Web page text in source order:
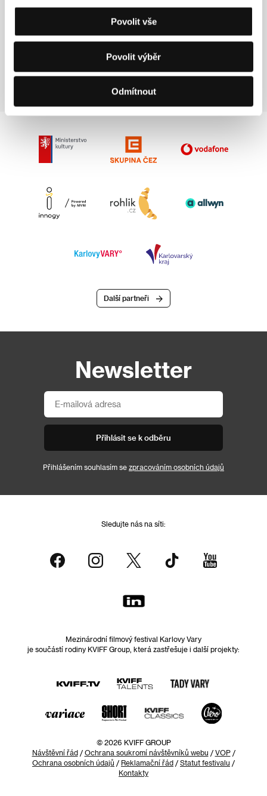
Povolit vše
Povolit výběr
Odmítnout
Spojené království
Fax: +44 118 956 9183
Další partneři
Newsletter
Přihlásit se k odběru
Přihlášením souhlasím se zpracováním osobních údajů
Sledujte nás na síti:
Mezinárodní filmový festival Karlovy Vary
je součástí rodiny KVIFF Group, která zastřešuje i další projekty:
© 2026 KVIFF GROUP
Návštěvní řád/ Ochrana soukromí návštěvníků webu / VOP/
Ochrana osobních údajů / Reklamační řád / Statut festivalu /
Kontakty